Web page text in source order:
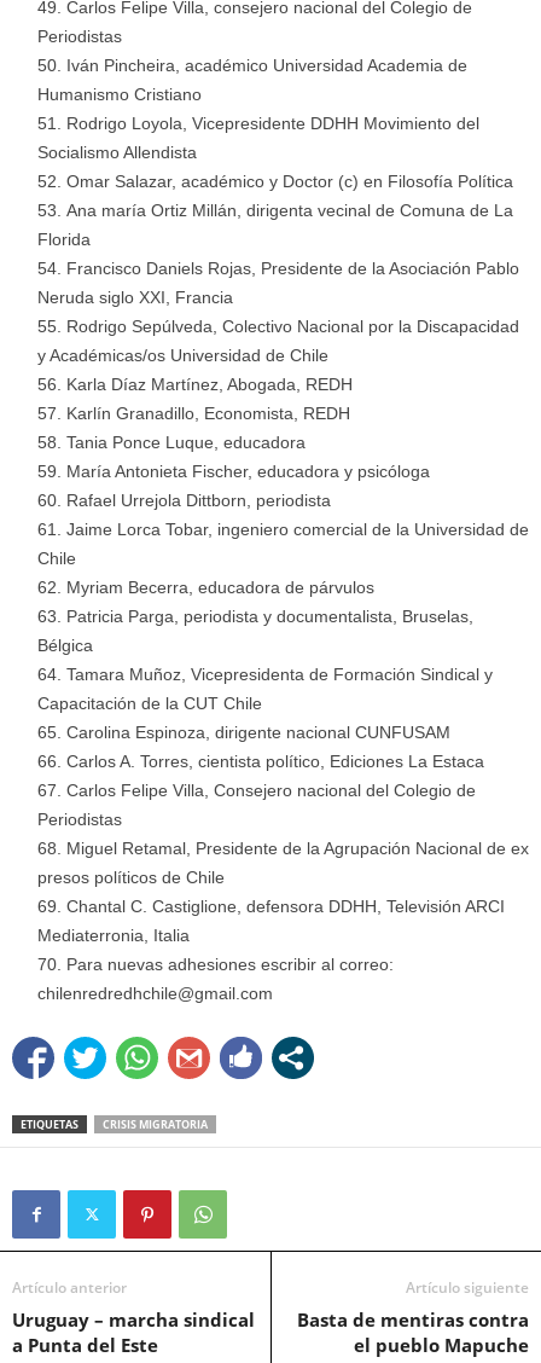
Carlos Felipe Villa, consejero nacional del Colegio de
Periodistas
Iván Pincheira, académico Universidad Academia de
Humanismo Cristiano
Rodrigo Loyola, Vicepresidente DDHH Movimiento del
Socialismo Allendista
Omar Salazar, académico y Doctor (c) en Filosofía Política
Ana maría Ortiz Millán, dirigenta vecinal de Comuna de La
Florida
Francisco Daniels Rojas, Presidente de la Asociación Pablo
Neruda siglo XXI, Francia
Rodrigo Sepúlveda, Colectivo Nacional por la Discapacidad
y Académicas/os Universidad de Chile
Karla Díaz Martínez, Abogada, REDH
Karlín Granadillo, Economista, REDH
Tania Ponce Luque, educadora
María Antonieta Fischer, educadora y psicóloga
Rafael Urrejola Dittborn, periodista
Jaime Lorca Tobar, ingeniero comercial de la Universidad de
Chile
Myriam Becerra, educadora de párvulos
Patricia Parga, periodista y documentalista, Bruselas,
Bélgica
Tamara Muñoz, Vicepresidenta de Formación Sindical y
Capacitación de la CUT Chile
Carolina Espinoza, dirigente nacional CUNFUSAM
Carlos A. Torres, cientista político, Ediciones La Estaca
Carlos Felipe Villa, Consejero nacional del Colegio de
Periodistas
Miguel Retamal, Presidente de la Agrupación Nacional de ex
presos políticos de Chile
Chantal C. Castiglione, defensora DDHH, Televisión ARCI
Mediaterronia, Italia
Para nuevas adhesiones escribir al correo:
chilenredredhchile@gmail.com
ETIQUETAS CRISIS MIGRATORIA
Artículo anterior
Uruguay – marcha sindical
a Punta del Este
Artículo siguiente
Basta de mentiras contra
el pueblo Mapuche